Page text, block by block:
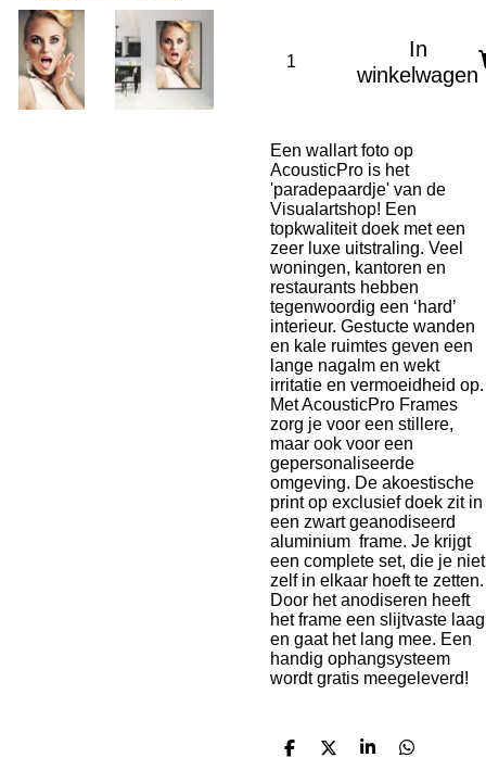
In
winkelwagen
Een wallart foto op
AcousticPro is het
'paradepaardje' van de
Visualartshop! Een
topkwaliteit doek met een
zeer luxe uitstraling. Veel
woningen, kantoren en
restaurants hebben
tegenwoordig een ‘hard’
interieur. Gestucte wanden
en kale ruimtes geven een
lange nagalm en wekt
irritatie en vermoeidheid op.
Met AcousticPro Frames
zorg je voor een stillere,
maar ook voor een
gepersonaliseerde
omgeving. De akoestische
print op exclusief doek zit in
een zwart geanodiseerd
aluminium frame. Je krijgt
een complete set, die je niet
zelf in elkaar hoeft te zetten.
Door het anodiseren heeft
het frame een slijtvaste laag
en gaat het lang mee. Een
handig ophangsysteem
wordt gratis meegeleverd!
D
D
S
D